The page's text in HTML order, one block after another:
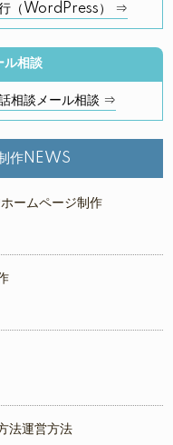
行（WordPress） ⇒
ル相談
相談メール相談 ⇒
作NEWS
ームページ制作
法運営方法